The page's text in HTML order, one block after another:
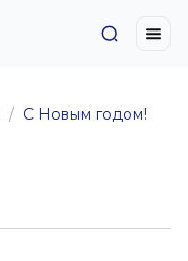
С Новым годом!